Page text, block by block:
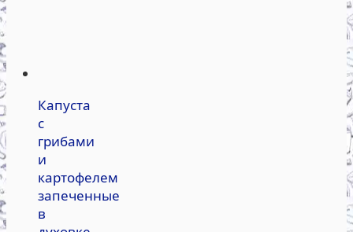
Капуста
с
грибами
и
картофелем
запеченные
в